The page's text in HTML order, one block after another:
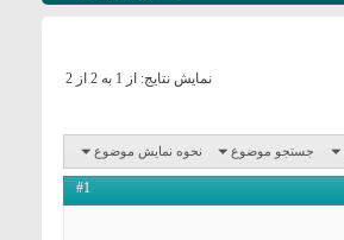
نمایش نتایج: از 1 به 2 از 2
جستجو موضوع نحوه نمایش موضوع
#1